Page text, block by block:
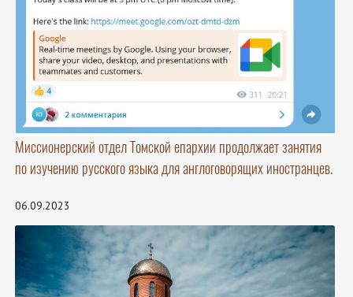
Миссионерский отдел Томской епархии продолжает занятия
по изучению русского языка для англоговорящих иностранцев.
06.09.2023